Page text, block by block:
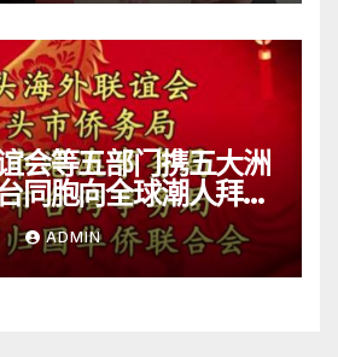
会等五部门携五大洲
同胞向全球潮人拜
ADMIN